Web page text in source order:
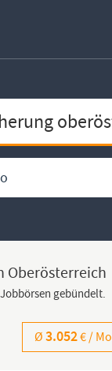
Oberösterreich
gebündelt.
Ø3.052€ /